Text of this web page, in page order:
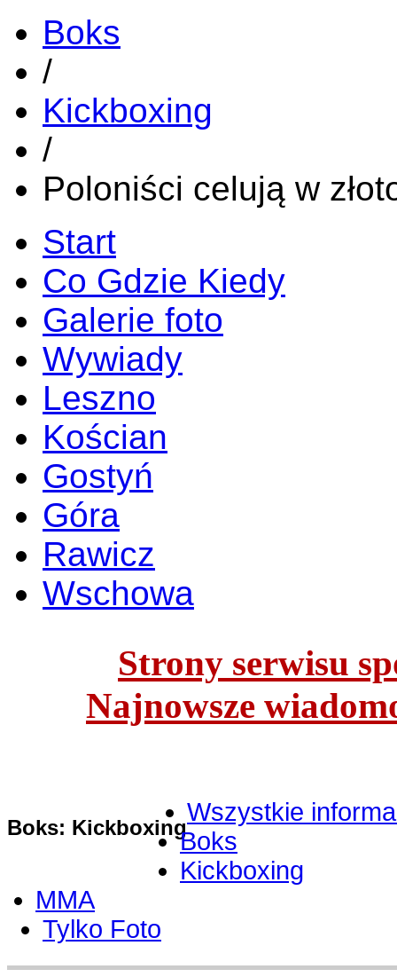
Boks
/
Kickboxing
/
Poloniści celują w
Start
Co Gdzie Kiedy
Galerie foto
Wywiady
Leszno
Kościan
Gostyń
Góra
Rawicz
Wschowa
Strony serwisu
Najnowsze
Boks: Kickboxing
Wszystkie
Boks
Kickboxing
MMA
Tylko Foto